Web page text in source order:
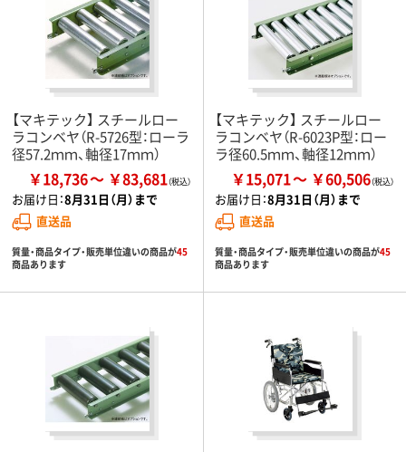
【マキテック】 スチールロー
ラコンベヤ（R-5726型：ローラ
径57.2ｍｍ、軸径17ｍｍ）
￥18,736 ￥83,681
お届け日：8月31日（月）まで
直送品
質量・商品タイプ・販売単位違いの商品が45
商品あります
【マキテック】 スチールロー
ラコンベヤ（R-6023P型：ロー
ラ径60.5ｍｍ、軸径12ｍｍ）
￥15,071 ￥60,506
お届け日：8月31日（月）まで
直送品
質量・商品タイプ・販売単位違いの商品が45
商品あります